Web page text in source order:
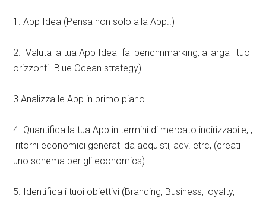
1. App Idea (Pensa non solo alla App..)
2. Valuta la tua App Idea fai benchnmarking, allarga i tuoi
orizzonti- Blue Ocean strategy)
3 Analizza le App in primo piano
4. Quantifica la tua App in termini di mercato indirizzabile, ,
ritorni economici generati da acquisti, adv. etrc, (creati
uno schema per gli economics)
5. Identifica i tuoi obiettivi (Branding, Business, loyalty,